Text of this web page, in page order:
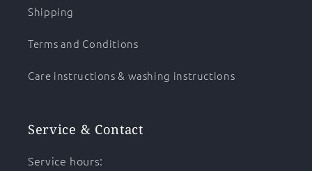
Shipping
Terms and Conditions
Care instructions & washing instructions
Service & Contact
Service hours: